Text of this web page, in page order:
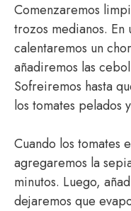
Comenzaremos
trozos medianos. En
calentaremos un
añadiremos las
Sofreiremos hasta
los tomates pelados
Cuando los tomates
agregaremos la
minutos. Luego,
dejaremos que